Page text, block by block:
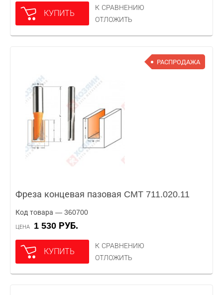
КУПИТЬ
К СРАВНЕНИЮ
ОТЛОЖИТЬ
РАСПРОДАЖА
Фреза концевая пазовая CMT 711.020.11
Код товара — 360700
ЦЕНА 1 530 РУБ.
КУПИТЬ
К СРАВНЕНИЮ
ОТЛОЖИТЬ